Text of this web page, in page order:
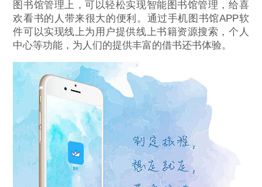
图书馆管理上，可以轻松实现智能图书馆管理，给喜
欢看书的人带来很大的便利。通过手机图书馆APP软
件可以实现线上为用户提供线上书籍资源搜索，个人
中心等功能，为人们的提供丰富的借书还书体验。